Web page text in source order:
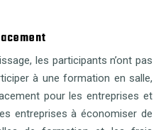
les participants n’ont pas
à une formation en salle,
pour les entreprises et
entreprises à économiser de